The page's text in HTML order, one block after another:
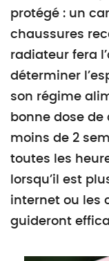
protégé : un
chaussures
radiateur fera
déterminer
son régime
bonne dose de
moins de 2
toutes les
lorsqu’il est
internet ou les
guideront